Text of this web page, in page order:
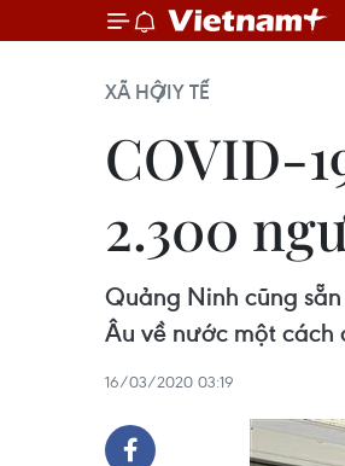
XÃ HỘIY TẾ
COVID-
2.300
Quảng Ninh cũng
Âu về nước một cách
16/03/2020 03:19